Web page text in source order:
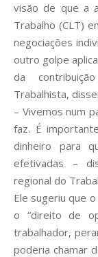
visão de que a
Trabalho (CLT)
negociações
outro golpe
da
Trabalhista,
– Vivemos num
faz. É
dinheiro para
efetivadas –
regional do
Ele sugeriu que
o “direito de
trabalhador,
poderia chamar